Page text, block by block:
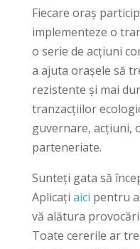
Fiecare oraș
implementeze o
o serie de acțiuni
a ajuta orașele să
rezistente și mai
tranzacțiilor
guvernare, acțiuni,
parteneriate.
Sunteți gata să
Aplicați aici pentru
vă alătura
Toate cererile ar